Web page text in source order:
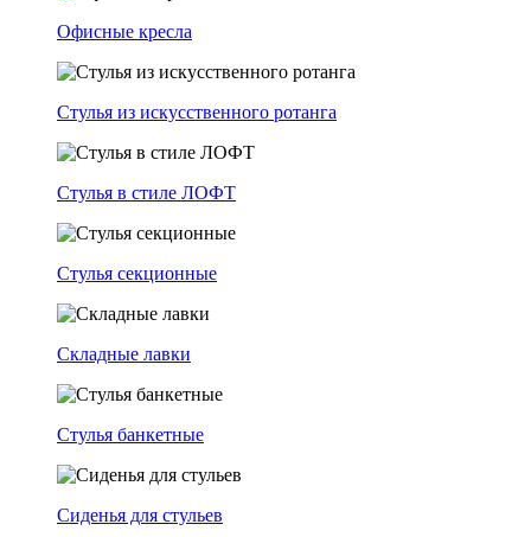
Офисные кресла
Стулья из искусственного ротанга
Стулья в стиле ЛОФТ
Стулья секционные
Складные лавки
Стулья банкетные
Сиденья для стульев